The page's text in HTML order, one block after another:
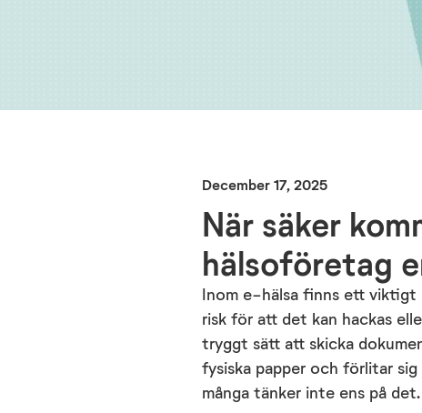
December 17, 2025
När säker
hälsoföretag
Inom e-hälsa finns ett viktigt
risk för att det kan hackas
tryggt sätt att skicka
fysiska papper och förlitar
många tänker inte ens på det.